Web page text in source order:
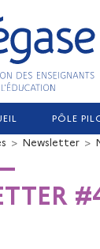
PÔLE
> Newsletter >